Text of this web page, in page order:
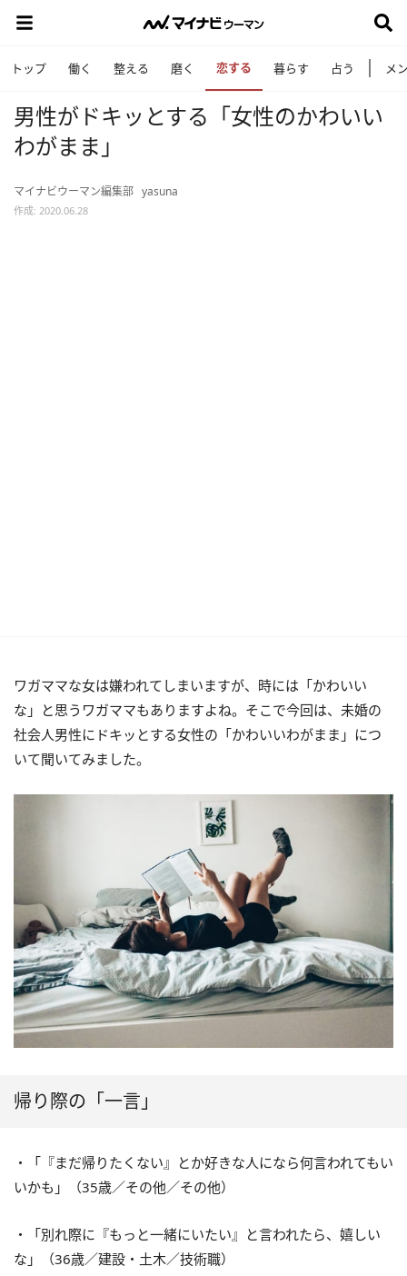
トップ 働く 整える 磨く 恋する 暮らす 占う メ
男性がドキッとする「女性のかわいい
わがまま」
マイナビウーマン編集部 yasuna
作成: 2020.06.28
ワガママな女は嫌われてしまいますが、時には「かわいい
な」と思うワガママもありますよね。そこで今回は、未婚の
社会人男性にドキッとする女性の「かわいいわがまま」につ
いて聞いてみました。
帰り際の「一言」
・「『まだ帰りたくない』とか好きな人になら何言われてもい
いかも」（35歳／その他／その他）
・「別れ際に『もっと一緒にいたい』と言われたら、嬉しい
な」（36歳／建設・土木／技術職）